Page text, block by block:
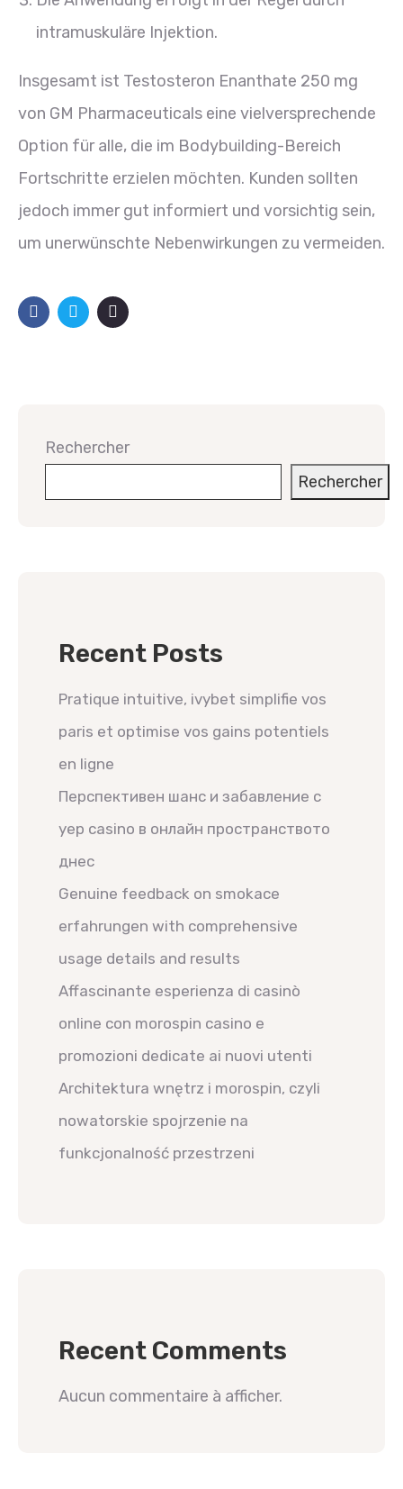
intramuskuläre Injektion.
Insgesamt ist Testosteron Enanthate 250 mg
von GM Pharmaceuticals eine vielversprechende
Option für alle, die im Bodybuilding-Bereich
Fortschritte erzielen möchten. Kunden sollten
jedoch immer gut informiert und vorsichtig sein,
um unerwünschte Nebenwirkungen zu vermeiden.
Rechercher
Rechercher
Recent Posts
Pratique intuitive, ivybet simplifie vos
paris et optimise vos gains potentiels
en ligne
Перспективен шанс и забавление с
yep casino в онлайн пространството
днес
Genuine feedback on smokace
erfahrungen with comprehensive
usage details and results
Affascinante esperienza di casinò
online con morospin casino e
promozioni dedicate ai nuovi utenti
Architektura wnętrz i morospin, czyli
nowatorskie spojrzenie na
funkcjonalność przestrzeni
Recent Comments
Aucun commentaire à afficher.